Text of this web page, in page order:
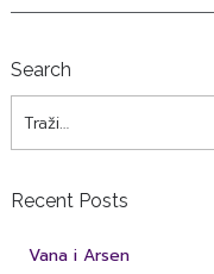
Search
Recent Posts
Vana i Arsen